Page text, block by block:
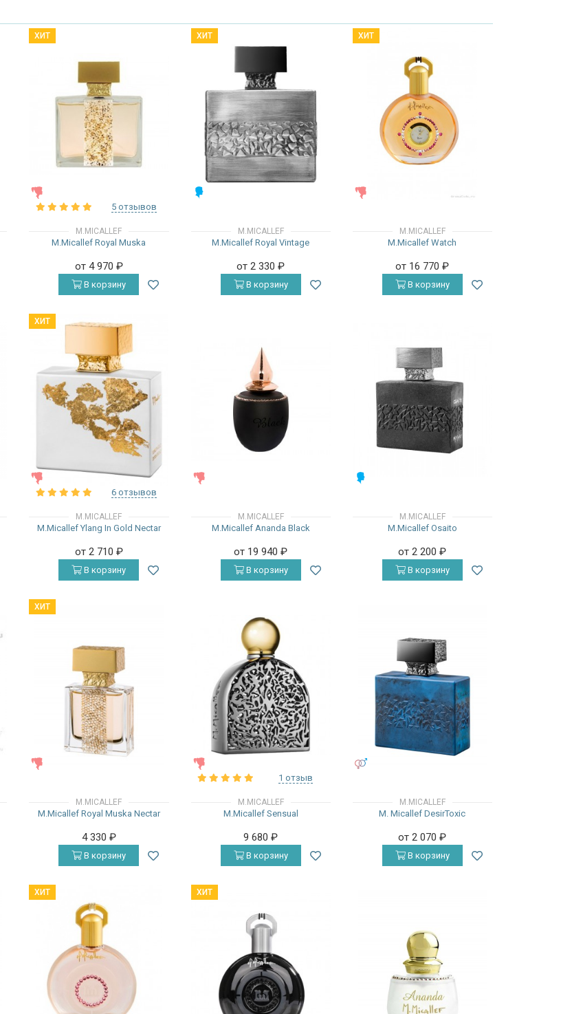
ХИТ
5 отзывов
M.MICALLEF
M.Micallef Royal Muska
от 4 970 ₽
В корзину
ХИТ
M.MICALLEF
M.Micallef Royal Vintage
от 2 330₽
В корзину
ХИТ
M.MICALLEF
M.Micallef Watch
от 16 770₽
В корзину
ХИТ
6 отзывов
M.MICALLEF
M.Micallef Ylang In Gold Nectar
от 2 710 ₽
В корзину
M.MICALLEF
M.Micallef Ananda Black
от 19 940₽
В корзину
M.MICALLEF
M.Micallef Osaito
от 2 200₽
В корзину
ХИТ
M.MICALLEF
M.Micallef Royal Muska Nectar
4 330 ₽
В корзину
1 отзыв
M.MICALLEF
M.Micallef Sensual
9 680₽
В корзину
M.MICALLEF
M. Micallef DesirToxic
от 2 070₽
В корзину
ХИТ ХИТ